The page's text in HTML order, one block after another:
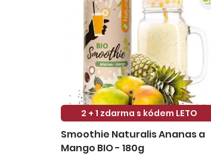
2 + 1 zdarma s kódem LETO
Smoothie Naturalis Ananas a
Mango BIO - 180g